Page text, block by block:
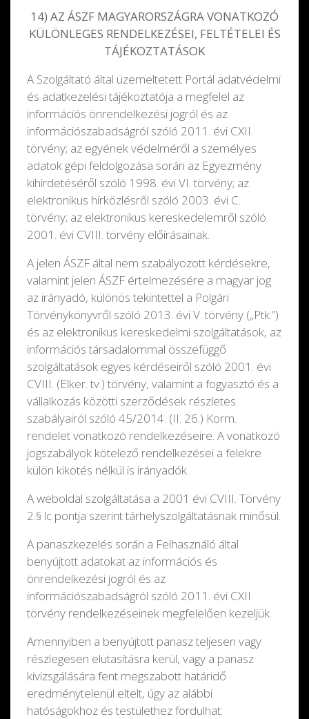
14) AZ ÁSZF MAGYARORSZÁGRA VONATKOZÓ
KÜLÖNLEGES RENDELKEZÉSEI, FELTÉTELEI ÉS
TÁJÉKOZTATÁSOK
A Szolgáltató által üzemeltetett Portál adatvédelmi
és adatkezelési tájékoztatója a megfelel az
információs önrendelkezési jogról és az
információszabadságról szóló 2011. évi CXII.
törvény; az egyének védelméről a személyes
adatok gépi feldolgozása során az Egyezmény
kihirdetéséről szóló 1998. évi VI. törvény; az
elektronikus hírközlésről szóló 2003. évi C.
törvény; az elektronikus kereskedelemről szóló
2001. évi CVIII. törvény előírásainak.
A jelen ÁSZF által nem szabályozott kérdésekre,
valamint jelen ÁSZF értelmezésére a magyar jog
az irányadó, különös tekintettel a Polgári
Törvénykönyvről szóló 2013. évi V. törvény („Ptk.”)
és az elektronikus kereskedelmi szolgáltatások, az
információs társadalommal összefüggő
szolgáltatások egyes kérdéseiről szóló 2001. évi
CVIII. (Elker. tv.) törvény, valamint a fogyasztó és a
vállalkozás közötti szerződések részletes
szabályairól szóló 45/2014. (II. 26.) Korm.
rendelet vonatkozó rendelkezéseire. A vonatkozó
jogszabályok kötelező rendelkezései a felekre
külön kikötés nélkül is irányadók.
A weboldal szolgáltatása a 2001 évi CVIII. Törvény
2.§ lc pontja szerint tárhelyszolgáltatásnak minősül.
A panaszkezelés során a Felhasználó által
benyújtott adatokat az információs és
önrendelkezési jogról és az
információszabadságról szóló 2011. évi CXII.
törvény rendelkezéseinek megfelelően kezeljük.
Amennyiben a benyújtott panasz teljesen vagy
részlegesen elutasításra kerül, vagy a panasz
kivizsgálására fent megszabott határidő
eredménytelenül eltelt, úgy az alábbi
hatóságokhoz és testülethez fordulhat: